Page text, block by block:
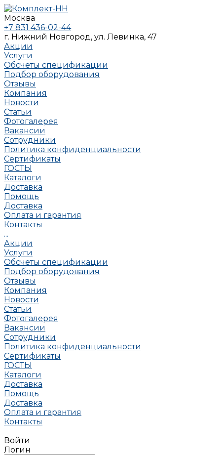
Москва
+7 831 436-02-44
г. Нижний Новгород, ул. Левинка, 47
Акции
Услуги
Обсчеты спецификации
Подбор оборудования
Отзывы
Компания
Новости
Статьи
Фотогалерея
Вакансии
Сотрудники
Политика конфиденциальности
Сертификаты
ГОСТЫ
Каталоги
Доставка
Помощь
Доставка
Оплата и гарантия
Контакты
...
Акции
Услуги
Обсчеты спецификации
Подбор оборудования
Отзывы
Компания
Новости
Статьи
Фотогалерея
Вакансии
Сотрудники
Политика конфиденциальности
Сертификаты
ГОСТЫ
Каталоги
Доставка
Помощь
Доставка
Оплата и гарантия
Контакты
Войти
Логин